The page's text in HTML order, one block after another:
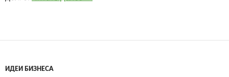
ИДЕИ БИЗНЕСА